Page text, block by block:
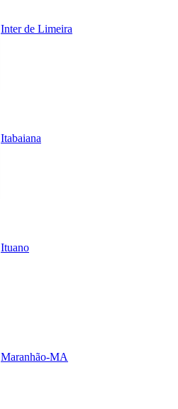
Inter de Limeira
Itabaiana
Ituano
Maranhão-MA